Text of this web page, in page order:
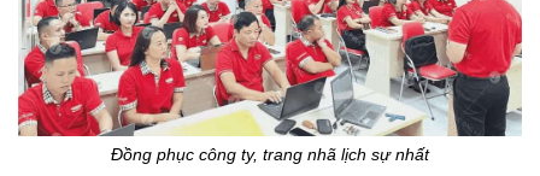
Đồng phục công ty, trang nhã lịch sự nhất